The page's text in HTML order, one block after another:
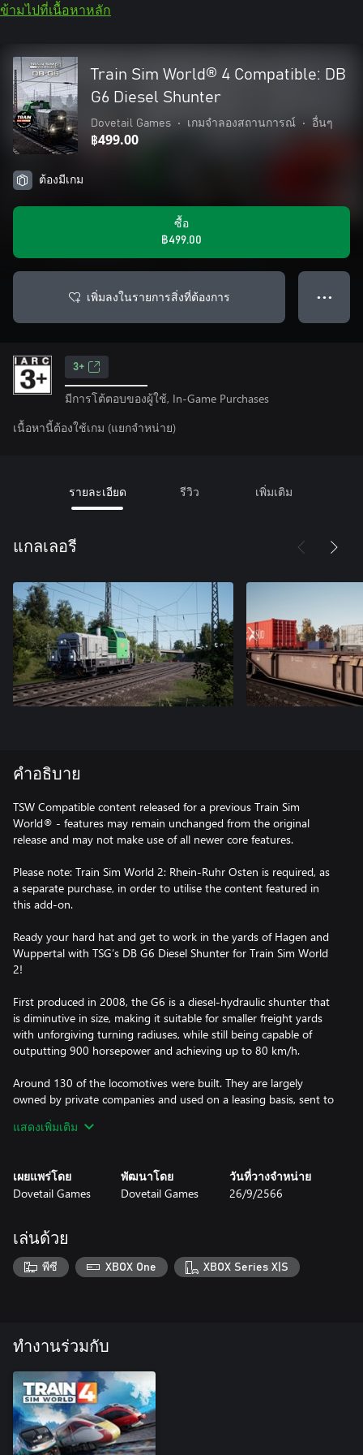
ข้ามไปที่เนื้อหาหลัก
Train Sim World® 4 Compatible: DB
G6 Diesel Shunter
Dovetail Games • เกมจำลองสถานการณ์ • อื่นๆ
฿499.00
ต้องมีเกม
ซื้อ
฿499.00
เพิ่มลงในรายการสิ่งที่ต้องการ ● ● ●
3+
มีการโต้ตอบของผู้ใช้, In-Game Purchases
เนื้อหานี้ต้องใช้เกม (แยกจำหน่าย)
รายละเอียด รีวิว เพิ่มเติม
แกลเลอรี
คำอธิบาย
TSW Compatible content released for a previous Train Sim
World® - features may remain unchanged from the original
release and may not make use of all newer core features.
Please note: Train Sim World 2: Rhein-Ruhr Osten is required, as
a separate purchase, in order to utilise the content featured in
this add-on.
Ready your hard hat and get to work in the yards of Hagen and
Wuppertal with TSG’s DB G6 Diesel Shunter for Train Sim World
2!
First produced in 2008, the G6 is a diesel-hydraulic shunter that
is diminutive in size, making it suitable for smaller freight yards
with unforgiving turning radiuses, while still being capable of
outputting 900 horsepower and achieving up to 80 km/h.
Around 130 of the locomotives were built. They are largely
owned by private companies and used on a leasing basis, sent to
power. In Train Sim World 3, TSG’s G6 Shunter is used as a DB
แสดงเพิ่มเติม
เผยแพร่โดย
Dovetail Games
พัฒนาโดย
Dovetail Games
วันที่วางจำหน่าย
26/9/2566
เล่นด้วย
พีซี XBOX One XBOX Series X|S
ทำงานร่วมกับ